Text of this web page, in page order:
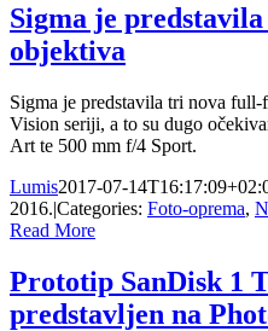
Sigma je
objektiva
Sigma je predstavila tri nova
Vision seriji, a to su dugo
Art te 500 mm f/4 Sport.
Lumis2017-07-
2016.|Categories: Foto-oprema,
Read More
Prototip SanDisk 1
predstavljen na